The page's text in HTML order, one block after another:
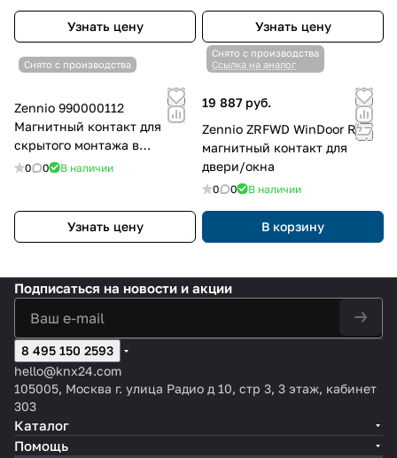
Узнать цену Узнать цену
Снято с производства
Zennio 990000112
Магнитный контакт для
скрытого монтажа в
алюминиевую или
0 0 В наличии
Узнать цену
Снято с производства
Ссылка на аналог
19 887 руб.
Zennio ZRFWD WinDoor RF
магнитный контакт для
двери/окна
0 0 В наличии
В корзину
Подписаться на новости и акции
8 495 150 2593
hello@knx24.com
105005, Москва г. улица Радио д 10, стр 3, 3 этаж, кабинет
303
Каталог
Помощь